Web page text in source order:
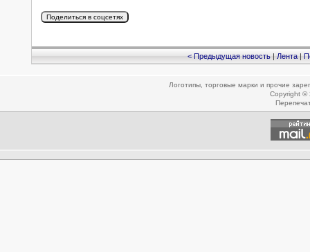
< Предыдущая новость Лента|
Логотипы, торговые марки и прочие
Copyright ©